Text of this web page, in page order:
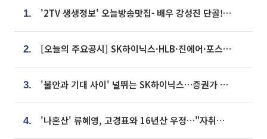
1. '2TV 생생정보' 오늘방송맛집- 배우 강성진 단골! 쌀국수ㆍ푸팟퐁 커리 맛집 '블○○○'
2. [오늘의 주요공시] SK하이닉스·HLB·진에어·포스코홀딩스·네이버·대우건설 등
3. '불안과 기대 사이' 널뛰는 SK하이닉스…증권가 "HBM4·LTA 기반 펀터멘털 견고"
4. '나혼산' 류혜영, 고경표와 16년산 우정…"자취방서 부모님과 마주쳐"